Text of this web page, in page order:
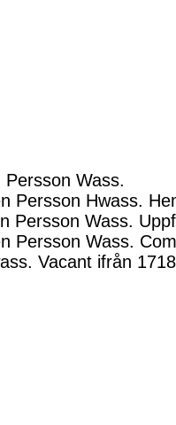
Wass.
Persson Hwass.
Persson Wass.
Persson Wass.
Vacant ifrån